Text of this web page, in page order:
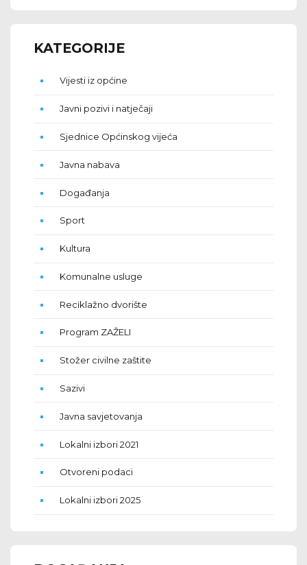
KATEGORIJE
Vijesti iz općine
Javni pozivi i natječaji
Sjednice Općinskog vijeća
Javna nabava
Događanja
Sport
Kultura
Komunalne usluge
Reciklažno dvorište
Program ZAŽELI
Stožer civilne zaštite
Sazivi
Javna savjetovanja
Lokalni izbori 2021
Otvoreni podaci
Lokalni izbori 2025